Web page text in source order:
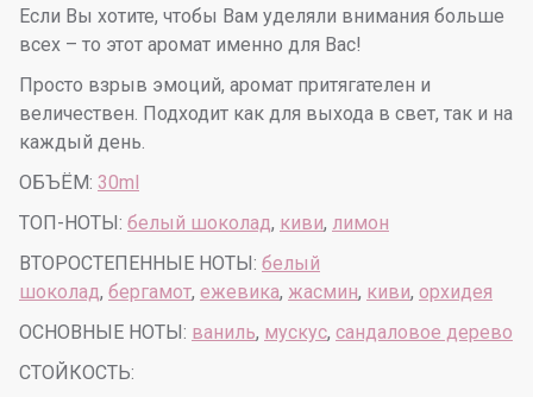
Если Вы хотите, чтобы Вам уделяли внимания больше
всех – то этот аромат именно для Вас!
Просто взрыв эмоций, аромат притягателен и
величествен. Подходит как для выхода в свет, так и на
каждый день.
ОБЪЁМ: 30ml
ТОП-НОТЫ: белый шоколад, киви, лимон
ВТОРОСТЕПЕННЫЕ НОТЫ: белый
шоколад, бергамот, ежевика, жасмин, киви, орхидея
ОСНОВНЫЕ НОТЫ: ваниль, мускус, сандаловое дерево
СТОЙКОСТЬ: